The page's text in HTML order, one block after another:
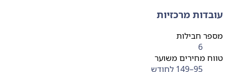
מרכזיות
חבילות
מחירים משוער